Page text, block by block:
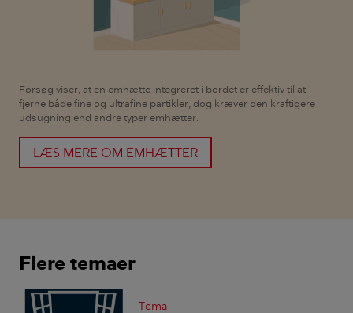
Forsøg viser, at en emhætte integreret i bordet er effektiv til at
fjerne både fine og ultrafine partikler, dog kræver den kraftigere
udsugning end andre typer emhætter.
LÆS MERE OM EMHÆTTER
Flere temaer
Tema